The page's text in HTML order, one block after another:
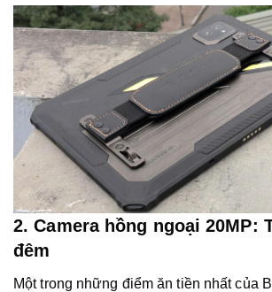
2. Camera hồng ngoại 20MP:
đêm
Một trong những điểm ăn tiền nhất của